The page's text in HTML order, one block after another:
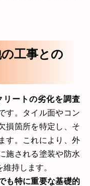
工事との
リートの劣化を調査
す。タイル面やコン
損箇所を特定し、そ
す。これにより、外
施される塗装や防水
持します。
も特に重要な基礎的